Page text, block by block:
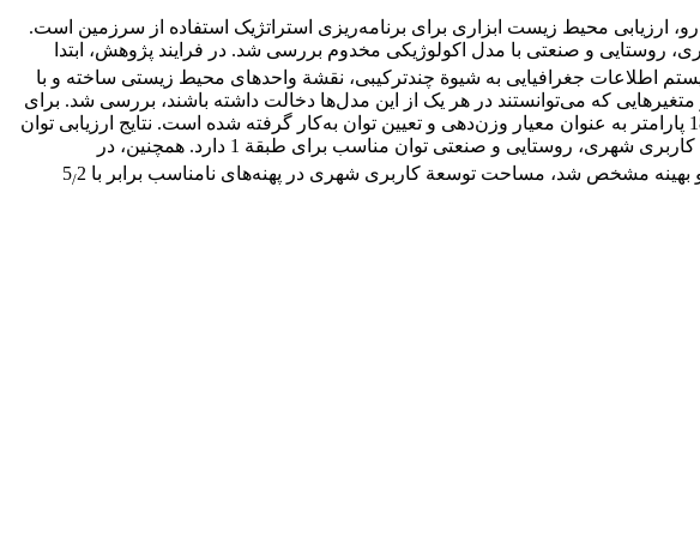
ارزیابی محیط زیست ابزاری برای برنامه‌ریزی استراتژیک استفاده از سرزمین است.
روستایی و صنعتی با مدل اکولوژیکی مخدوم بررسی شد. در فرایند پژوهش، ابتدا
اطلاعات جغرافیایی به شیوة چندترکیبی، نقشة واحدهای محیط زیستی ساخته و با
که می‌توانستند در هر یک از این مدل‌ها دخالت داشته باشند، بررسی شد. برای
طبقه‌بندی توان اکولوژیک منطقه در زمینة کاربری‌های شهری، روستایی و صنعتی، و تهیة نقشة توان طبقات مختلف، 18 پارامتر به عنوان معیار وزن‌دهی و تعیین توان به‌کار گرفته شده است. نتایج ارزیابی توان
11 درصد) از شهرستان کنگاور برای کاربری شهری، روستایی و صنعتی توان مناسب برای طبقة 1 دارد. همچنین، در
/2